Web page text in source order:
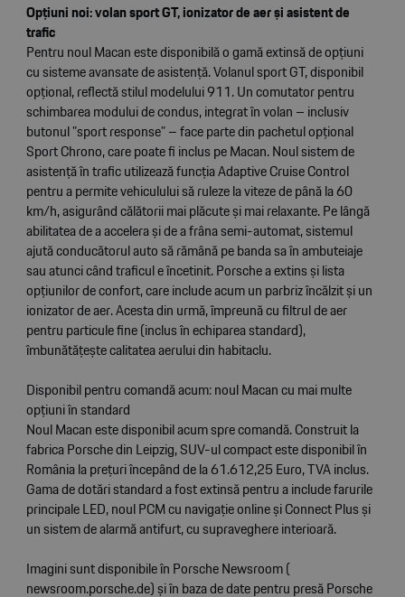
Opțiuni noi: volan sport GT, ionizator de aer și asistent de
trafic
Pentru noul Macan este disponibilă o gamă extinsă de opțiuni
cu sisteme avansate de asistență. Volanul sport GT, disponibil
opțional, reflectă stilul modelului 911. Un comutator pentru
schimbarea modului de condus, integrat în volan – inclusiv
butonul ”sport response” – face parte din pachetul opțional
Sport Chrono, care poate fi inclus pe Macan. Noul sistem de
asistență în trafic utilizează funcția Adaptive Cruise Control
pentru a permite vehiculului să ruleze la viteze de până la 60
km/h, asigurând călătorii mai plăcute și mai relaxante. Pe lângă
abilitatea de a accelera și de a frâna semi-automat, sistemul
ajută conducătorul auto să rămână pe banda sa în ambuteiaje
sau atunci când traficul e încetinit. Porsche a extins și lista
opțiunilor de confort, care include acum un parbriz încălzit și un
ionizator de aer. Acesta din urmă, împreună cu filtrul de aer
pentru particule fine (inclus în echiparea standard),
îmbunătățește calitatea aerului din habitaclu.
Disponibil pentru comandă acum: noul Macan cu mai multe
opțiuni în standard
Noul Macan este disponibil acum spre comandă. Construit la
fabrica Porsche din Leipzig, SUV-ul compact este disponibil în
România la prețuri începând de la 61.612,25 Euro, TVA inclus.
Gama de dotări standard a fost extinsă pentru a include farurile
principale LED, noul PCM cu navigație online și Connect Plus și
un sistem de alarmă antifurt, cu supraveghere interioară.
Imagini sunt disponibile în Porsche Newsroom (
newsroom.porsche.de) și în baza de date pentru presă Porsche